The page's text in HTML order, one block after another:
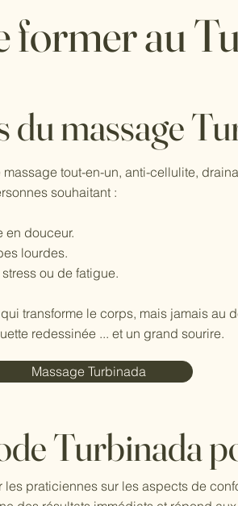
former au
massage
massage tout-en-un, anti-cellulite,
souhaitant :
en douceur.
lourdes.
ou de fatigue.
transforme le corps, mais jamais au
redessinée ... et un grand sourire.
Massage Turbinada
Turbinada
praticiennes sur les aspects de